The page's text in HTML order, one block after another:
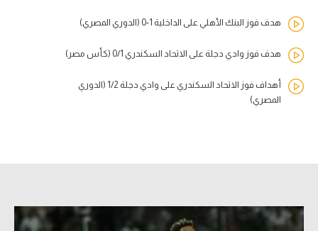
هدف فوز البنك الأهلي على الداخلية 1-0 (الدوري المصري)
هدف فوز وادي دجلة على الاتحاد السكندري 0/1 (كأس مصر)
أهداف فوز الاتحاد السكندري على وادي دجلة 1/2 (الدوري
المصري)